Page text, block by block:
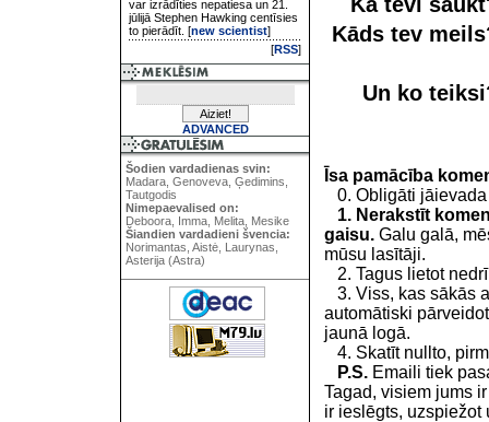
var izrādīties nepatiesa un 21.
jūlijā Stephen Hawking centīsies
to pierādīt. [new scientist]
[RSS]
ADVANCED
Šodien vardadienas svin:
Madara, Genoveva, Ģedimins,
Tautgodis
Nimepaevalised on:
Deboora, Imma, Melita, Mesike
Šiandien vardadieni švencia:
Norimantas, Aistė, Laurynas,
Asterija (Astra)
Kāds tev
Un ko
Īsa pamācība
0. Obligāti jāievada
1. Nerakstīt
gaisu. Galu galā,
mūsu lasītāji.
2. Tagus lietot
3. Viss, kas sākās
automātiski
jaunā logā.
4. Skatīt nullto,
P.S. Emaili tiek
Tagad, visiem jums
ir ieslēgts, uzspiežot